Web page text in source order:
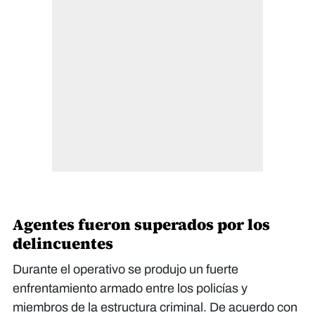
Agentes fueron superados por los
delincuentes
Durante el operativo se produjo un fuerte
enfrentamiento armado entre los policías y
miembros de la estructura criminal. De acuerdo con